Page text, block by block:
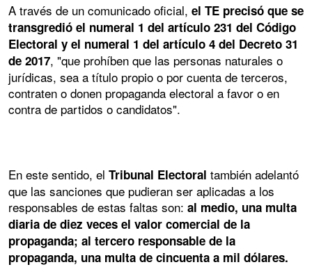
A través de un comunicado oficial, el TE precisó que se
transgredió el numeral 1 del artículo 231 del Código
Electoral y el numeral 1 del artículo 4 del Decreto 31
de 2017, "que prohíben que las personas naturales o
jurídicas, sea a título propio o por cuenta de terceros,
contraten o donen propaganda electoral a favor o en
contra de partidos o candidatos".
En este sentido, el Tribunal Electoral también adelantó
que las sanciones que pudieran ser aplicadas a los
responsables de estas faltas son: al medio, una multa
diaria de diez veces el valor comercial de la
propaganda; al tercero responsable de la
propaganda, una multa de cincuenta a mil dólares.